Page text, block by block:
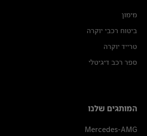
מימון
ביטוח רכבי יוקרה
טרייד יוקרה
ספר רכב דיגיטלי
המותגים שלנו
Mercedes-AMG